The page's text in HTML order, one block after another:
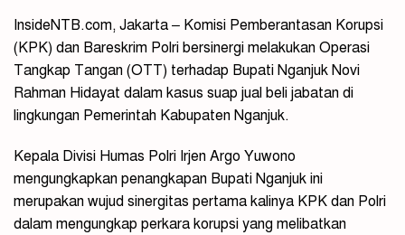
InsideNTB.com, Jakarta – Komisi Pemberantasan Korupsi
(KPK) dan Bareskrim Polri bersinergi melakukan Operasi
Tangkap Tangan (OTT) terhadap Bupati Nganjuk Novi
Rahman Hidayat dalam kasus suap jual beli jabatan di
lingkungan Pemerintah Kabupaten Nganjuk.
Kepala Divisi Humas Polri Irjen Argo Yuwono
mengungkapkan penangkapan Bupati Nganjuk ini
merupakan wujud sinergitas pertama kalinya KPK dan Polri
dalam mengungkap perkara korupsi yang melibatkan